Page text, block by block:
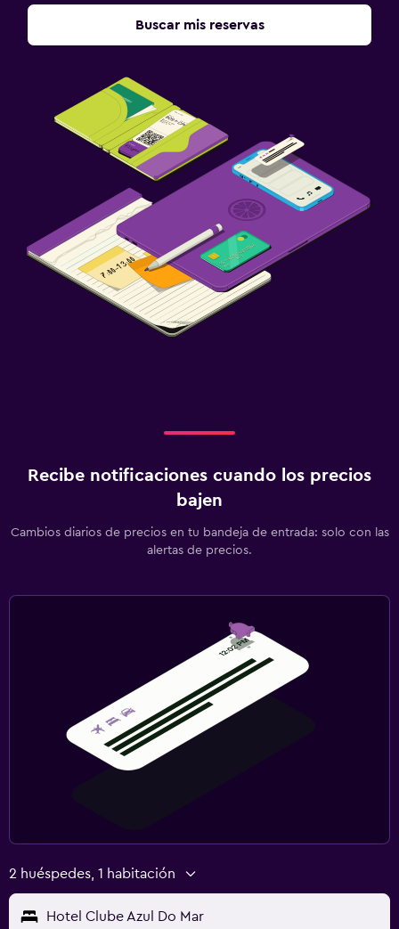
Buscar mis reservas
Recibe notificaciones cuando los precios
bajen
Cambios diarios de precios en tu bandeja de entrada: solo con las
alertas de precios.
2 huéspedes, 1 habitación
Hotel Clube Azul Do Mar